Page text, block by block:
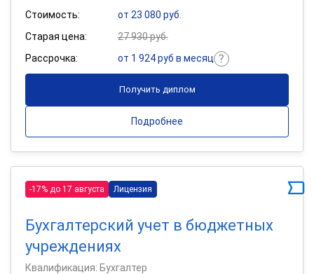
Стоимость:
от 23 080 руб.
Старая цена:
27 930 руб.
Рассрочка:
от 1 924 руб в месяц
Получить диплом
Подробнее
-17% до 17 августа Лицензия
Бухгалтерский учет в бюджетных
учреждениях
Квалификация: Бухгалтер